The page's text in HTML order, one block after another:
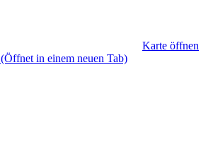
Karte öffnen
(Öffnet in einem neuen Tab)